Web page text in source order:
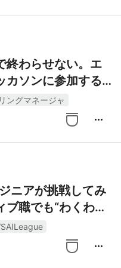
終わらせない。エ
カソンに参加する
ングマネージャ
more_horiz
ニアが挑戦してみ
ブ職でも“わくわ
more_horiz